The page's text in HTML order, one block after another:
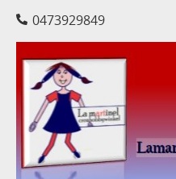
0473929849